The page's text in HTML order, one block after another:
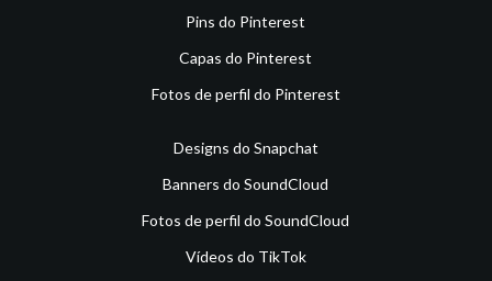
Pins do Pinterest
Capas do Pinterest
Fotos de perfil do Pinterest
Designs do Snapchat
Banners do SoundCloud
Fotos de perfil do SoundCloud
Vídeos do TikTok